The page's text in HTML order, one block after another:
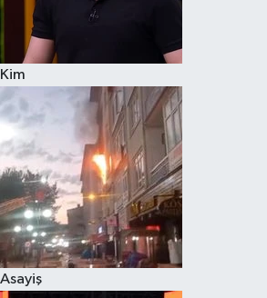
Kim
Asayiş
Siyaset
Teknoloji
Televizyon
Yaşam-Çevre